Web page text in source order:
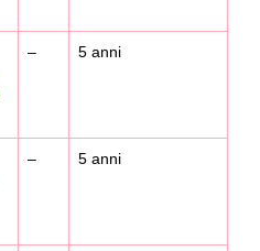
– 5 anni
– 5 anni